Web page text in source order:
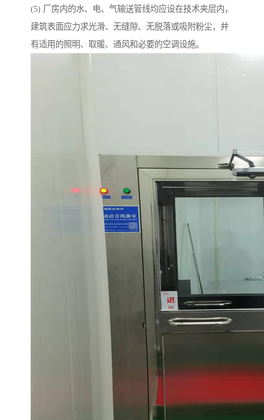
(5) 厂房内的水、电、气输送管线均应设在技术夹层内，
建筑表面应力求光滑、无缝隙、无脱落或吸附粉尘，并
有适用的照明、取暖、通风和必要的空调设施。